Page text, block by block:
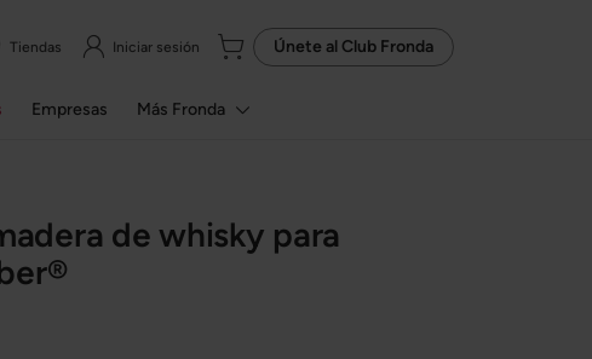
Tiendas Iniciar sesión Únete al Club Fronda
Empresas Más Fronda
de whisky para